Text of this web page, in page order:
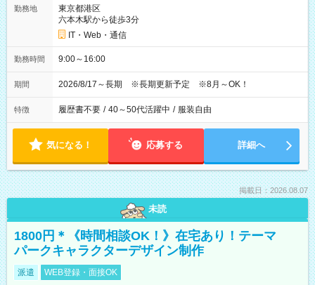
勤務地
東京都港区
六本木駅から徒歩3分
IT・Web・通信
勤務時間 9:00～16:00
期間 2026/8/17～長期 ※長期更新予定 ※8月～OK！
特徴 履歴書不要 / 40～50代活躍中 / 服装自由
気になる！ 応募する 詳細へ
掲載日：2026.08.07
未読
1800円＊《時間相談OK！》在宅あり！テーマ
パークキャラクターデザイン制作
派遣 WEB登録・面接OK